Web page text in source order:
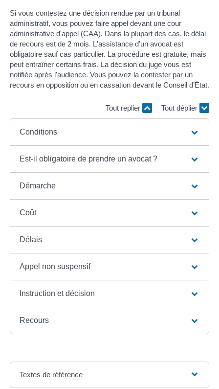
Si vous contestez une décision rendue par un tribunal
administratif, vous pouvez faire appel devant une cour
administrative d'appel (CAA). Dans la plupart des cas, le délai
de recours est de 2 mois. L'assistance d'un avocat est
obligatoire sauf cas particulier. La procédure est gratuite, mais
peut entraîner certains frais. La décision du juge vous est
notifiée après l'audience. Vous pouvez la contester par un
recours en opposition ou en cassation devant le Conseil d’État.
Tout replier Tout déplier
Conditions
Est-il obligatoire de prendre un avocat ?
Démarche
Coût
Délais
Appel non suspensif
Instruction et décision
Recours
Textes de référence